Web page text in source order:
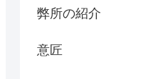
弊所の紹介
意匠